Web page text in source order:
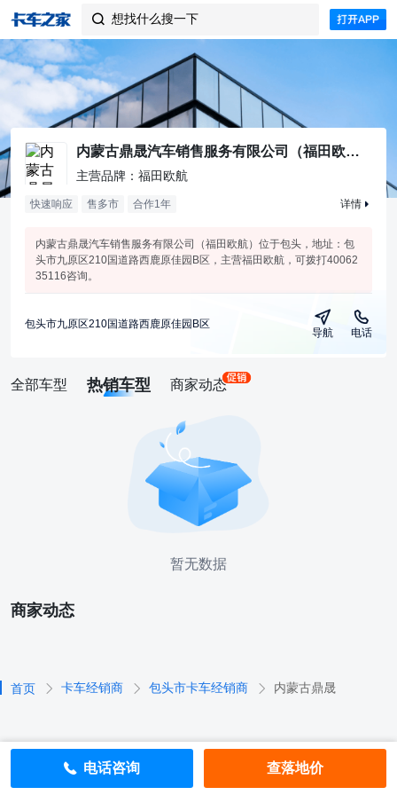
 想找什么搜一下
内蒙古鼎晟汽车销售服务有限公司（福田欧航）
主营品牌：福田欧航
快速响应 售多市 合作1年 详情
内蒙古鼎晟汽车销售服务有限公司（福田欧航）位于包头，地址：包
头市九原区210国道路西鹿原佳园B区，主营福田欧航，可拨打40062
35116咨询。
包头市九原区210国道路西鹿原佳园B区
导航 电话
全部车型 热销车型 商家动态
暂无数据
商家动态
首页 卡车经销商 包头市卡车经销商 内蒙古鼎晟
电话咨询 查落地价